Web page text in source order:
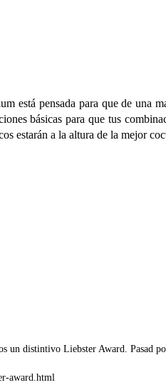
está pensada para que de una
básicas para que tus
estarán a la altura de la mejor
un distintivo Liebster Award. Pasad
award.html